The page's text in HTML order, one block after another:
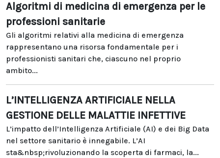
Algoritmi di medicina di emergenza per le
professioni sanitarie
Gli algoritmi relativi alla medicina di emergenza
rappresentano una risorsa fondamentale per i
professionisti sanitari che, ciascuno nel proprio
ambito...
L’INTELLIGENZA ARTIFICIALE NELLA
GESTIONE DELLE MALATTIE INFETTIVE
L’impatto dell’Intelligenza Artificiale (AI) e dei Big Data
nel settore sanitario è innegabile. L’AI
sta&nbsp;rivoluzionando la scoperta di farmaci, la...